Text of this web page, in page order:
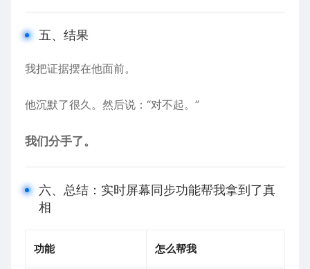
五、结果
我把证据摆在他面前。
他沉默了很久。然后说：“对不起。”
我们分手了。
六、总结：实时屏幕同步功能帮我拿到了真
相
功能 怎么帮我